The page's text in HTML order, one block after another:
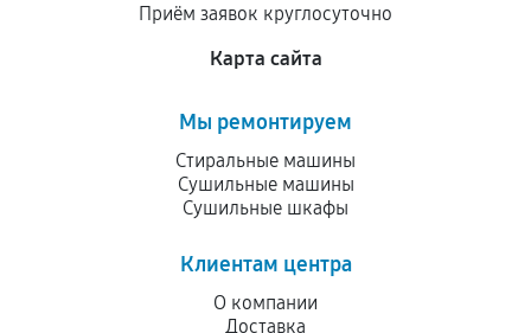
Приём заявок круглосуточно
Карта сайта
Мы ремонтируем
Стиральные машины
Сушильные машины
Сушильные шкафы
Клиентам центра
О компании
Доставка